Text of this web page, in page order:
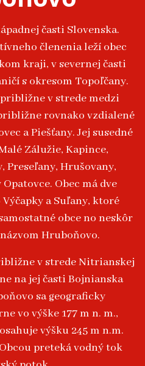
časti Slovenska.
členenia leží obec
kraji, v severnej časti
s okresom Topoľčany.
v strede medzi
rovnako vzdialené
a Piešťany. Jej susedné
Zálužie, Kapince,
Preseľany, Hrušovany,
Obec má dve
a Suľany, ktoré
obce no neskôr
Hruboňovo.
v strede Nitrianskej
na jej časti Bojnianska
sa geograficky
vo výške 177 m n. m.,
výšku 245 m n.m.
preteká vodný tok